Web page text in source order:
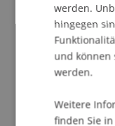
Bei der
die
kennen,
und die
werden.
hingegen
und können
werden.
Weitere
finden Sie